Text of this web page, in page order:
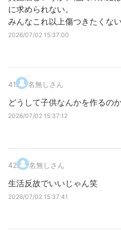
に求められない。
みんなこれ以上傷つきたくな
2026/07/02 15:37:00
41. 名無しさん
どうして子供なんかを作るの
2026/07/02 15:37:12
42. 名無しさん
生活反故でいいじゃん笑
2026/07/02 15:37:41